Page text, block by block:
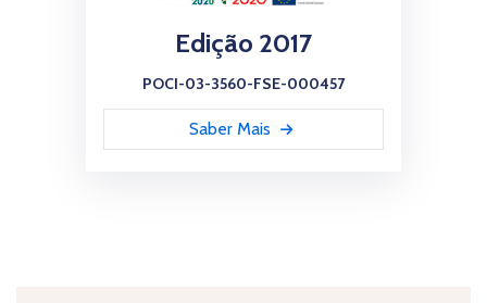
Edição 2017
POCI-03-3560-FSE-000457
Saber Mais